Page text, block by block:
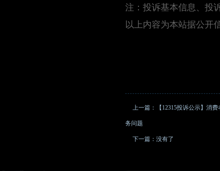
注：投诉基本信息、投
以上内容为本站据公开
上一篇： 【12315投诉公示】消
务问题
下一篇：没有了